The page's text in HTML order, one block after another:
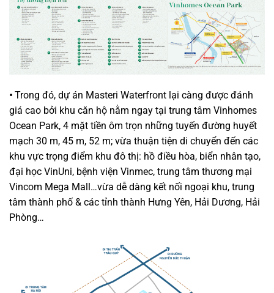
• Trong đó, dự án Masteri Waterfront lại càng được đánh
giá cao bởi khu căn hộ nằm ngay tại trung tâm Vinhomes
Ocean Park, 4 mặt tiền ôm trọn những tuyến đường huyết
mạch 30 m, 45 m, 52 m; vừa thuận tiện di chuyển đến các
khu vực trọng điểm khu đô thị: hồ điều hòa, biển nhân tạo,
đại học VinUni, bệnh viện Vinmec, trung tâm thương mại
Vincom Mega Mall…vừa dễ dàng kết nối ngoại khu, trung
tâm thành phố & các tỉnh thành Hưng Yên, Hải Dương, Hải
Phòng…